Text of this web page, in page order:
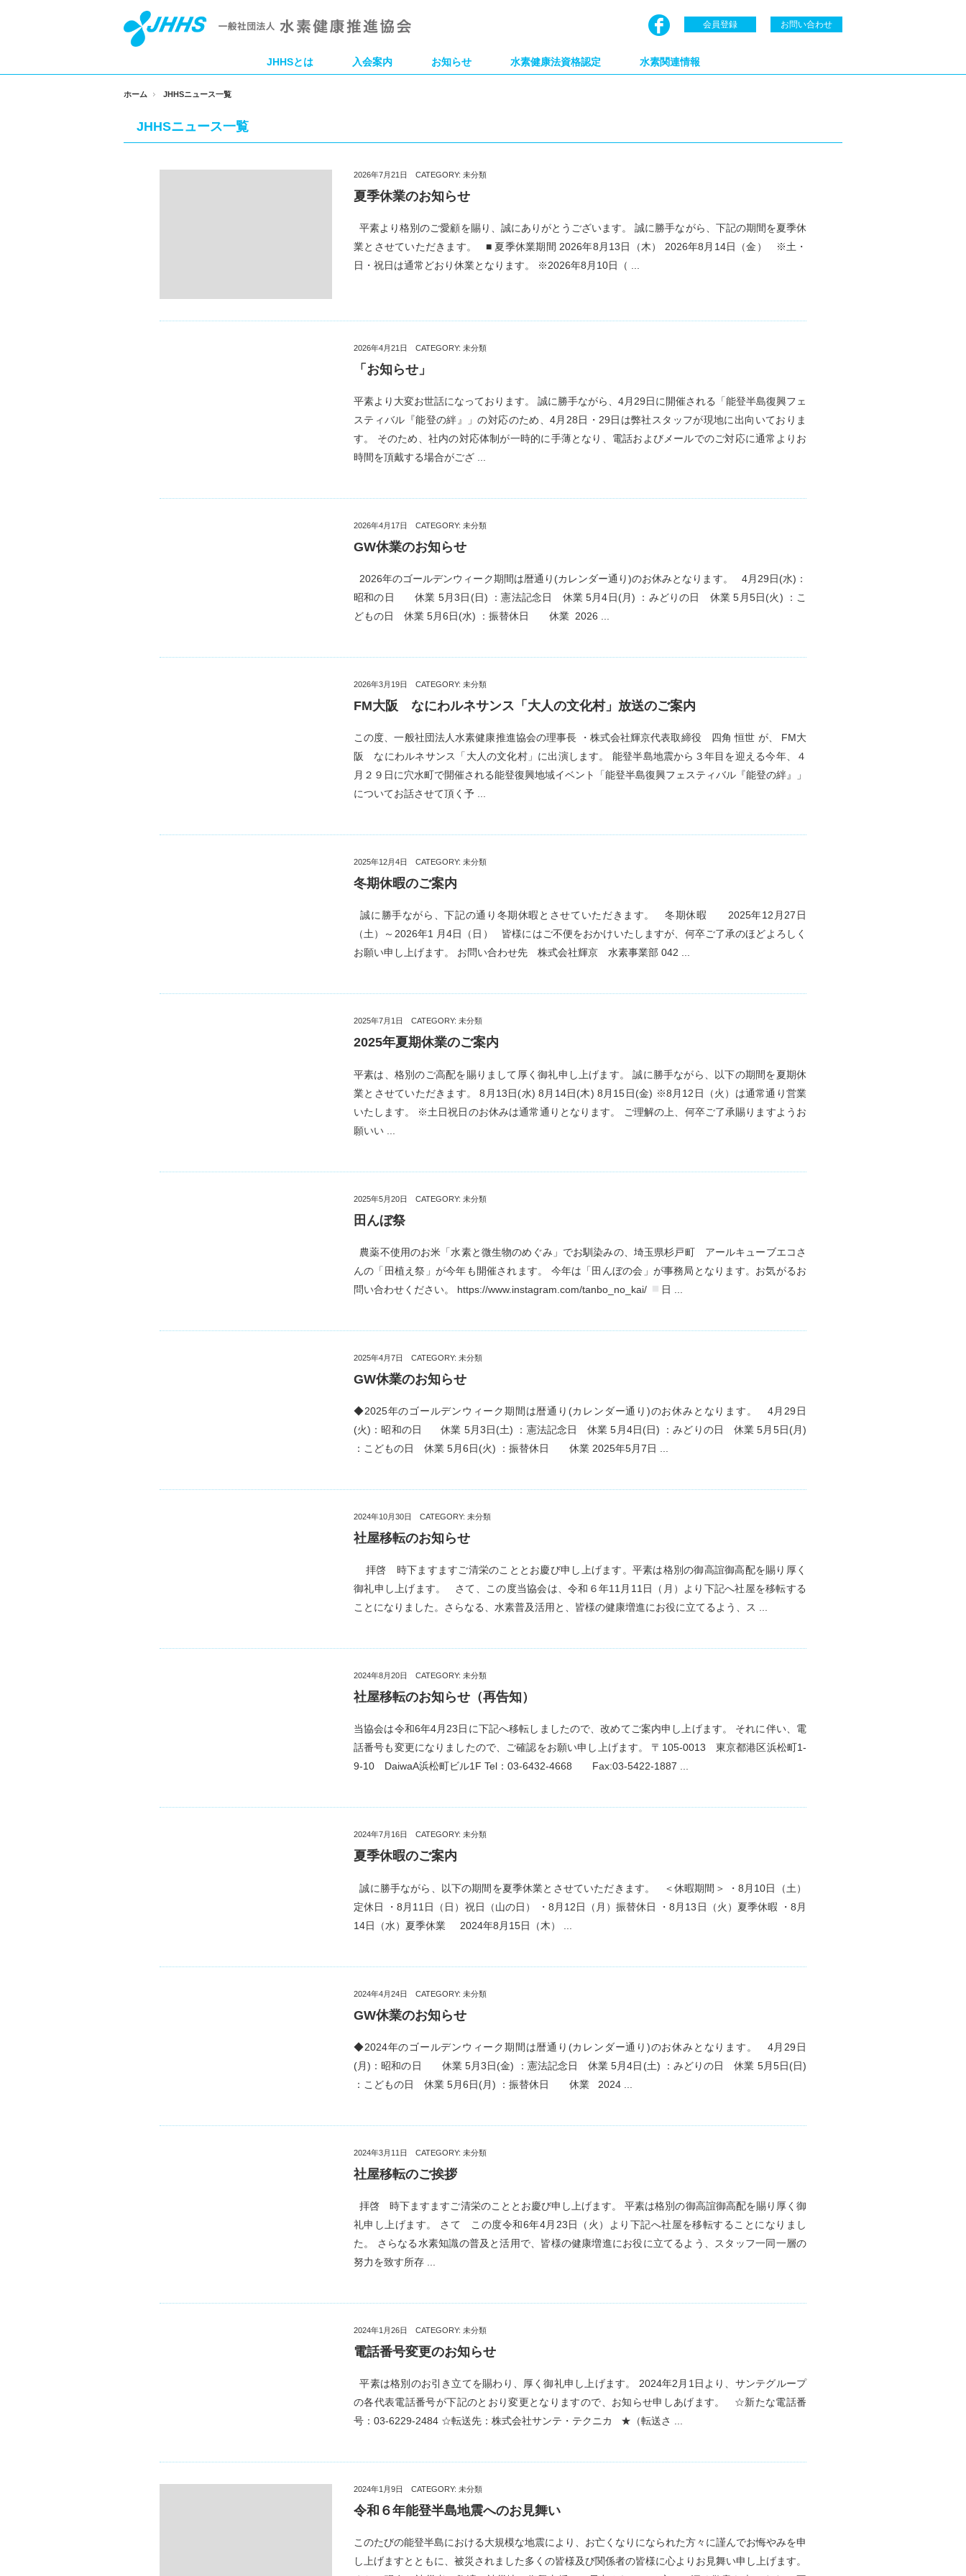
会員登録 お問い合わせ
JHHSとは 入会案内 お知らせ 水素健康法資格認定 水素関連情報
ホーム JHHSニュース一覧
JHHSニュース一覧
2026年7月21日 CATEGORY: 未分類
夏季休業のお知らせ
平素より格別のご愛顧を賜り、誠にありがとうございます。 誠に勝手ながら、下記の期間を夏季休
業とさせていただきます。 ■ 夏季休業期間 2026年8月13日（木） 2026年8月14日（金） ※土・
日・祝日は通常どおり休業となります。 ※2026年8月10日（ ...
2026年4月21日 CATEGORY: 未分類
「お知らせ」
平素より大変お世話になっております。 誠に勝手ながら、4月29日に開催される「能登半島復興フェ
スティバル『能登の絆』」の対応のため、4月28日・29日は弊社スタッフが現地に出向いておりま
す。 そのため、社内の対応体制が一時的に手薄となり、電話およびメールでのご対応に通常よりお
時間を頂戴する場合がござ ...
2026年4月17日 CATEGORY: 未分類
GW休業のお知らせ
2026年のゴールデンウィーク期間は暦通り(カレンダー通り)のお休みとなります。 4月29日(水)：
昭和の日 休業 5月3日(日) ：憲法記念日 休業 5月4日(月) ：みどりの日 休業 5月5日(火) ：こ
どもの日 休業 5月6日(水) ：振替休日 休業 2026 ...
2026年3月19日 CATEGORY: 未分類
FM大阪 なにわルネサンス「大人の文化村」放送のご案内
この度、一般社団法人水素健康推進協会の理事長 ・株式会社輝京代表取締役 四角 恒世 が、 FM大
阪 なにわルネサンス「大人の文化村」に出演します。 能登半島地震から３年目を迎える今年、４
月２９日に穴水町で開催される能登復興地域イベント「能登半島復興フェスティバル『能登の絆』」
についてお話させて頂く予 ...
2025年12月4日 CATEGORY: 未分類
冬期休暇のご案内
誠に勝手ながら、下記の通り冬期休暇とさせていただきます。 冬期休暇 2025年12月27日
（土）～2026年1 月4日（日） 皆様にはご不便をおかけいたしますが、何卒ご了承のほどよろしく
お願い申し上げます。 お問い合わせ先 株式会社輝京 水素事業部 042 ...
2025年7月1日 CATEGORY: 未分類
2025年夏期休業のご案内
平素は、格別のご高配を賜りまして厚く御礼申し上げます。 誠に勝手ながら、以下の期間を夏期休
業とさせていただきます。 8月13日(水) 8月14日(木) 8月15日(金) ※8月12日（火）は通常通り営業
いたします。 ※土日祝日のお休みは通常通りとなります。 ご理解の上、何卒ご了承賜りますようお
願いい ...
2025年5月20日 CATEGORY: 未分類
田んぼ祭
農薬不使用のお米「水素と微生物のめぐみ」でお馴染みの、埼玉県杉戸町 アールキューブエコさ
んの「田植え祭」が今年も開催されます。 今年は「田んぼの会」が事務局となります。お気がるお
問い合わせください。 https://www.instagram.com/tanbo_no_kai/
日 ...
2025年4月7日 CATEGORY: 未分類
GW休業のお知らせ
◆2025年のゴールデンウィーク期間は暦通り(カレンダー通り)のお休みとなります。 4月29日
(火)：昭和の日 休業 5月3日(土) ：憲法記念日 休業 5月4日(日) ：みどりの日 休業 5月5日(月)
：こどもの日 休業 5月6日(火) ：振替休日 休業 2025年5月7日 ...
2024年10月30日 CATEGORY: 未分類
社屋移転のお知らせ
拝啓 時下ますますご清栄のこととお慶び申し上げます。平素は格別の御高誼御高配を賜り厚く
御礼申し上げます。 さて、この度当協会は、令和６年11月11日（月）より下記へ社屋を移転する
ことになりました。さらなる、水素普及活用と、皆様の健康増進にお役に立てるよう、ス ...
2024年8月20日 CATEGORY: 未分類
社屋移転のお知らせ（再告知）
当協会は令和6年4月23日に下記へ移転しましたので、改めてご案内申し上げます。 それに伴い、電
話番号も変更になりましたので、ご確認をお願い申し上げます。 〒105-0013 東京都港区浜松町1-
9-10 DaiwaA浜松町ビル1F Tel：03-6432-4668 Fax:03-5422-1887 ...
2024年7月16日 CATEGORY: 未分類
夏季休暇のご案内
誠に勝手ながら、以下の期間を夏季休業とさせていただきます。 ＜休暇期間＞ ・8月10日（土）
定休日 ・8月11日（日）祝日（山の日） ・8月12日（月）振替休日 ・8月13日（火）夏季休暇 ・8月
14日（水）夏季休業 2024年8月15日（木） ...
2024年4月24日 CATEGORY: 未分類
GW休業のお知らせ
◆2024年のゴールデンウィーク期間は暦通り(カレンダー通り)のお休みとなります。 4月29日
(月)：昭和の日 休業 5月3日(金) ：憲法記念日 休業 5月4日(土) ：みどりの日 休業 5月5日(日)
：こどもの日 休業 5月6日(月) ：振替休日 休業 2024 ...
2024年3月11日 CATEGORY: 未分類
社屋移転のご挨拶
拝啓 時下ますますご清栄のこととお慶び申し上げます。 平素は格別の御高誼御高配を賜り厚く御
礼申し上げます。 さて この度令和6年4月23日（火）より下記へ社屋を移転することになりまし
た。 さらなる水素知識の普及と活用で、皆様の健康増進にお役に立てるよう、スタッフ一同一層の
努力を致す所存 ...
2024年1月26日 CATEGORY: 未分類
電話番号変更のお知らせ
平素は格別のお引き立てを賜わり、厚く御礼申し上げます。 2024年2月1日より、サンテグループ
の各代表電話番号が下記のとおり変更となりますので、お知らせ申しあげます。 ☆新たな電話番
号：03-6229-2484 ☆転送先：株式会社サンテ・テクニカ ★（転送さ ...
2024年1月9日 CATEGORY: 未分類
令和６年能登半島地震へのお見舞い
このたびの能登半島における大規模な地震により、お亡くなりになられた方々に謹んでお悔やみを申
し上げますとともに、被災されました多くの皆様及び関係者の皆様に心よりお見舞い申し上げます。